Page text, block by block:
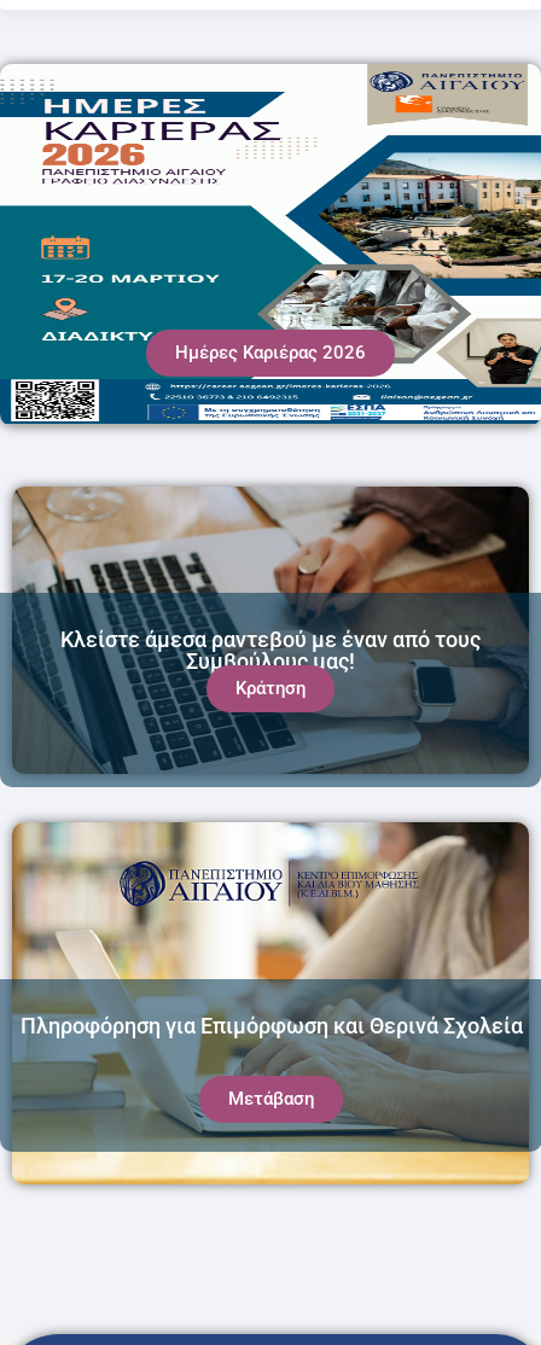
Ημέρες Καριέρας 2026
Κράτηση
Κλείστε άμεσα ραντεβού με έναν από τους
Συμβούλους μας!
Πληροφόρηση για Επιμόρφωση και Θερινά Σχολεία
Μετάβαση